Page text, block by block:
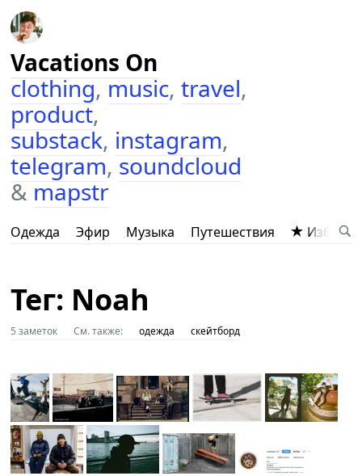
Vacations On
clothing,music,travel,
product,
substack, instagram,
telegram,soundcloud
&mapstr
Одежда Эфир Музыка Путешествия
Тег: Noah
5 заметок См. также: одежда скейтборд